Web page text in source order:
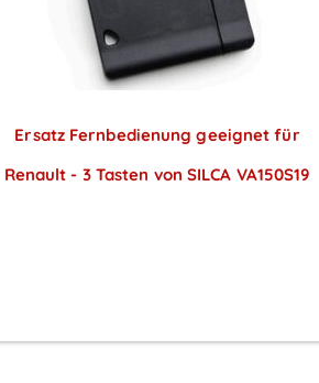
Ersatz Fernbedienung geeignet für
Renault - 3 Tasten von SILCA VA150S19